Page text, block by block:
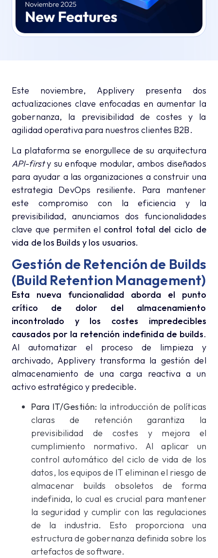
Este noviembre, Applivery presenta dos
actualizaciones clave enfocadas en aumentar la
gobernanza, la previsibilidad de costes y la
agilidad operativa para nuestros clientes B2B.
La plataforma se enorgullece de su arquitectura
API-firsty su enfoque modular, ambos diseñados
para ayudar a las organizaciones a construir una
estrategia DevOps resiliente. Para mantener
este compromiso con la eficiencia y la
previsibilidad, anunciamos dos funcionalidades
clave que permiten el control total del ciclo de
vida de los Builds y los usuarios.
Gestión de Retención de Builds
(Build Retention Management)
Esta nueva funcionalidad aborda el punto
crítico de dolor del almacenamiento
incontrolado y los costes impredecibles
causados por la retención indefinida de builds.
Al automatizar el proceso de limpieza y
archivado, Applivery transforma la gestión del
almacenamiento de una carga reactiva a un
activo estratégico y predecible.
Para IT/Gestión: la introducción de políticas
claras de retención garantiza la
previsibilidad de costes y mejora el
cumplimiento normativo. Al aplicar un
control automático del ciclo de vida de los
datos, los equipos de IT eliminan el riesgo de
almacenar builds obsoletos de forma
indefinida, lo cual es crucial para mantener
la seguridad y cumplir con las regulaciones
de la industria. Esto proporciona una
estructura de gobernanza definida sobre los
artefactos de software.